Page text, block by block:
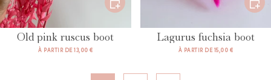
Old pink ruscus boot
À PARTIR DE 13,00 €
Lagurus fuchsia boot
À PARTIR DE 15,00 €